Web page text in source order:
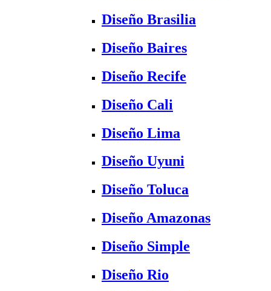
Diseño Brasilia
Diseño Baires
Diseño Recife
Diseño Cali
Diseño Lima
Diseño Uyuni
Diseño Toluca
Diseño Amazonas
Diseño Simple
Diseño Rio